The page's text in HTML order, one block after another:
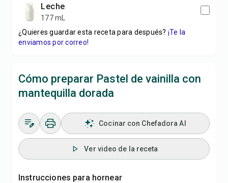
leche
177 mL
¿Quieres guardar esta receta para después? ¡Te la
enviamos por correo!
Cómo preparar Pastel de vainilla con
mantequilla dorada
Cocinar con Chefadora AI
Ver video de la receta
Instrucciones para hornear